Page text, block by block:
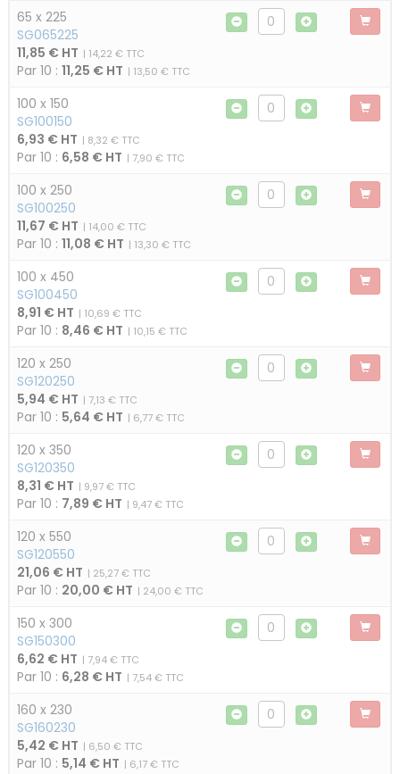
65 x 225
SG065225
11,85 € HT | 14,22 € TTC
Par 10 : 11,25 € HT | 13,50 € TTC
100 x 150
SG100150
6,93 € HT | 8,32 € TTC
Par 10 : 6,58 € HT | 7,90 € TTC
100 x 250
SG100250
11,67 € HT | 14,00 € TTC
Par 10 : 11,08 € HT | 13,30 € TTC
100 x 450
SG100450
8,91 € HT | 10,69 € TTC
Par 10 : 8,46 € HT | 10,15 € TTC
120 x 250
SG120250
5,94 € HT | 7,13 € TTC
Par 10 : 5,64 € HT | 6,77 € TTC
120 x 350
SG120350
8,31 € HT | 9,97 € TTC
Par 10 : 7,89 € HT | 9,47 € TTC
120 x 550
SG120550
21,06 € HT | 25,27 € TTC
Par 10 : 20,00 € HT | 24,00 € TTC
150 x 300
SG150300
6,62 € HT | 7,94 € TTC
Par 10 : 6,28 € HT | 7,54 € TTC
160 x 230
SG160230
5,42 € HT | 6,50 € TTC
Par 10 : 5,14 € HT | 6,17 € TTC